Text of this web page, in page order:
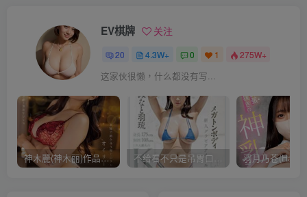
EV棋牌 关注
20 4.3W+ 0 1 275W+
这家伙很懒，什么都没有写...
神木麗(神木丽)作品STARS-804发布！出道一周年，华丽布拉甲闪亮动人！【EV棋牌】 不给看不只是吊胃口！K奶的みなと羽琉(凑羽琉)原来是无码妹「水原圣子」？【EV棋牌】